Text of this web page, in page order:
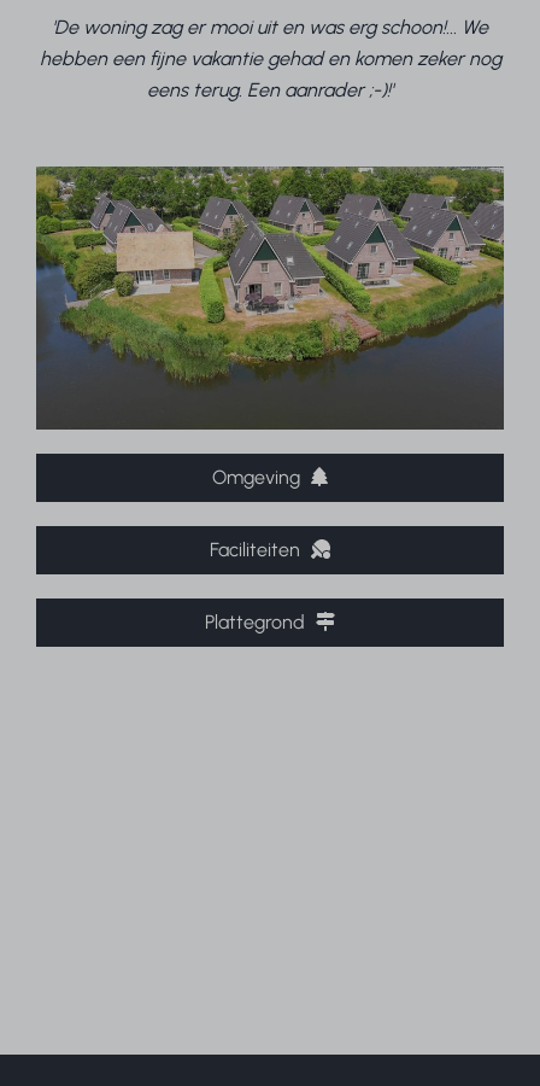
'De woning zag er mooi uit en was erg schoon!... We
hebben een fijne vakantie gehad en komen zeker nog
eens terug. Een aanrader ;-)!'
Omgeving
Faciliteiten
Plattegrond